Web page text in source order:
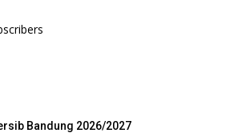
Bandung 2026/2027